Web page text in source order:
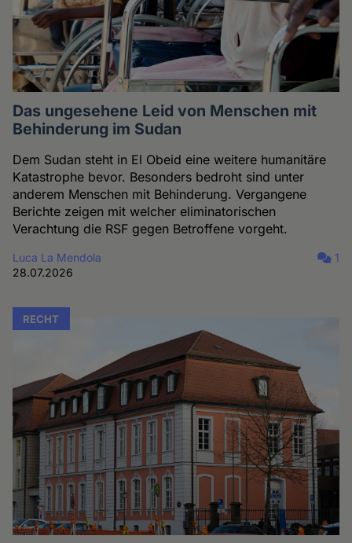
Das ungesehene Leid von Menschen mit
Behinderung im Sudan
Dem Sudan steht in El Obeid eine weitere humanitäre
Katastrophe bevor. Besonders bedroht sind unter
anderem Menschen mit Behinderung. Vergangene
Berichte zeigen mit welcher eliminatorischen
Verachtung die RSF gegen Betroffene vorgeht.
Luca La Mendola
28.07.2026
1
RECHT